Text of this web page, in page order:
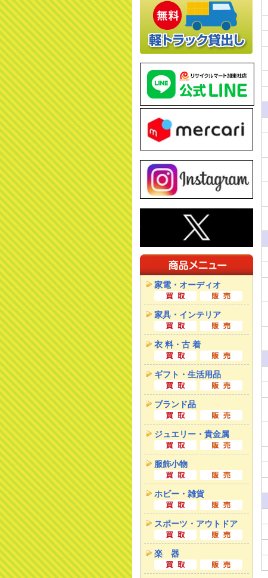
家電・オーディオ
家具・インテリア
衣 料・古 着
ギフト・生活用品
ブランド品
ジュエリー・貴金属
服飾小物
ホビー・雑貨
スポーツ・アウトドア
楽 器